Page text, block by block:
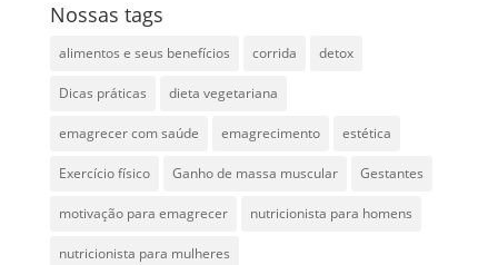
Nossas tags
alimentos e seus benefícios corrida detox
Dicas práticas dieta vegetariana
emagrecer com saúde emagrecimento estética
Exercício físico Ganho de massa muscular Gestantes
motivação para emagrecer nutricionista para homens
nutricionista para mulheres